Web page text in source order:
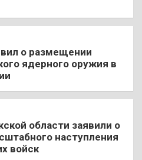
о размещении
ядерного оружия в
области заявили о
наступления
войск